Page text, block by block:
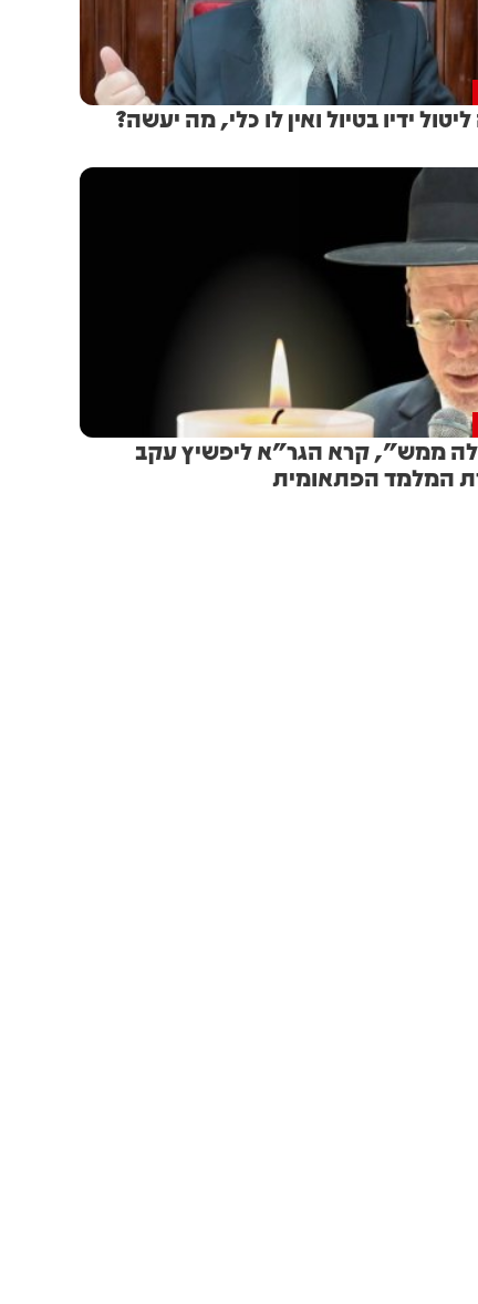
ידיו בטיול ואין לו כלי, מה יעשה?
ממש", קרא הגר"א ליפשיץ עקב
המלמד הפתאומית